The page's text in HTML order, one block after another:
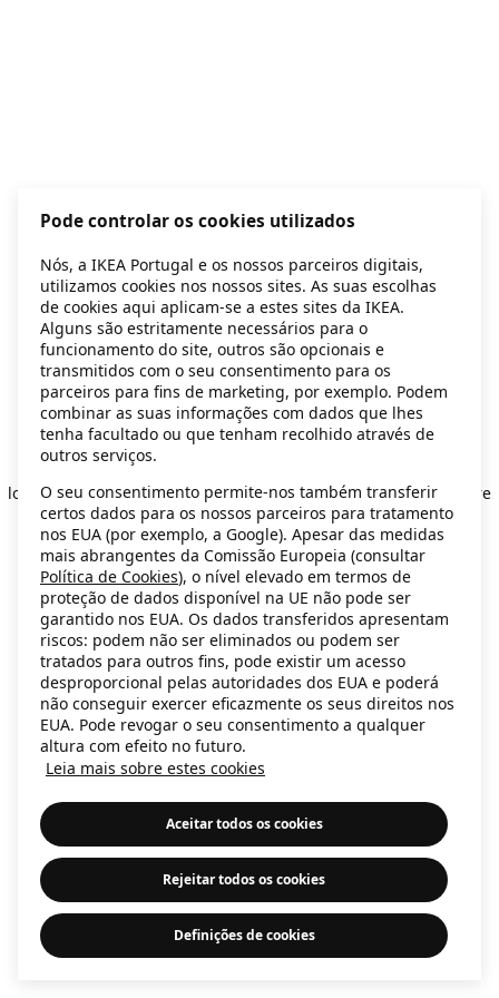
Application error: a client-side exception has occurred
loadingsecondhand.ikea.com (see the browser console for more
information).
Pode controlar os cookies utilizados
Nós, a IKEA Portugal e os nossos parceiros digitais,
utilizamos cookies nos nossos sites. As suas escolhas
de cookies aqui aplicam-se a estes sites da IKEA.
Alguns são estritamente necessários para o
funcionamento do site, outros são opcionais e
transmitidos com o seu consentimento para os
parceiros para fins de marketing, por exemplo. Podem
combinar as suas informações com dados que lhes
tenha facultado ou que tenham recolhido através de
outros serviços.
O seu consentimento permite-nos também transferir
certos dados para os nossos parceiros para tratamento
nos EUA (por exemplo, a Google). Apesar das medidas
mais abrangentes da Comissão Europeia (consultar
Política de Cookies), o nível elevado em termos de
proteção de dados disponível na UE não pode ser
garantido nos EUA. Os dados transferidos apresentam
riscos: podem não ser eliminados ou podem ser
tratados para outros fins, pode existir um acesso
desproporcional pelas autoridades dos EUA e poderá
não conseguir exercer eficazmente os seus direitos nos
EUA. Pode revogar o seu consentimento a qualquer
altura com efeito no futuro.
Leia mais sobre estes cookies
Aceitar todos os cookies
Rejeitar todos os cookies
Definições de cookies